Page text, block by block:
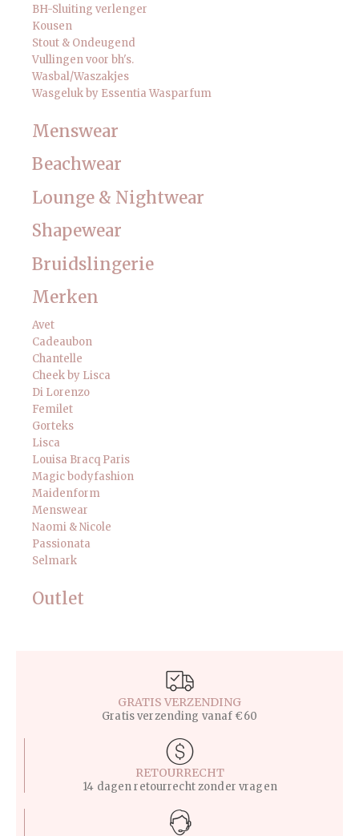
BH-Sluiting verlenger
Kousen
Stout & Ondeugend
Vullingen voor bh's.
Wasbal/Waszakjes
Wasgeluk by Essentia Wasparfum
Menswear
Beachwear
Lounge & Nightwear
Shapewear
Bruidslingerie
Merken
Avet
Cadeaubon
Chantelle
Cheek by Lisca
Di Lorenzo
Femilet
Gorteks
Lisca
Louisa Bracq Paris
Magic bodyfashion
Maidenform
Menswear
Naomi & Nicole
Passionata
Selmark
Outlet
GRATIS VERZENDING
Gratis verzending vanaf €60
RETOURRECHT
14 dagen retourrecht zonder vragen